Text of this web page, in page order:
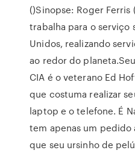
()Sinopse: Roger Ferris
trabalha para o serviço
Unidos, realizando
ao redor do
CIA é o veterano Ed
que costuma realizar
laptop e o telefone. É
tem apenas um pedido
que seu ursinho de